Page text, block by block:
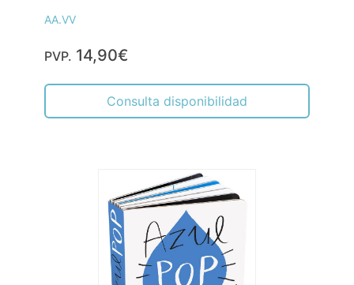
AA.VV
PVP. 14,90€
Consulta disponibilidad